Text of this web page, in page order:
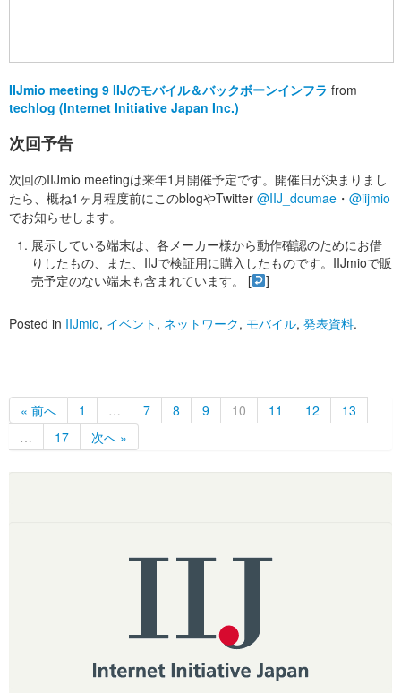
IIJmio meeting 9 IIJのモバイル＆バックボーンインフラ from
techlog (Internet Initiative Japan Inc.)
次回予告
次回のIIJmio meetingは来年1月開催予定です。開催日が決まりまし
たら、概ね1ヶ月程度前にこのblogやTwitter @IIJ_doumae ・ @iijmio
でお知らせします。
展示している端末は、各メーカー様から動作確認のためにお借
りしたもの、また、IIJで検証用に購入したものです。IIJmioで販
売予定のない端末も含まれています。 [
]
Posted in IIJmio, イベント , ネットワーク, モバイル, 発表資料.
« 前へ 1 … 7 8 9 10 11 12
13
…
17 次へ »